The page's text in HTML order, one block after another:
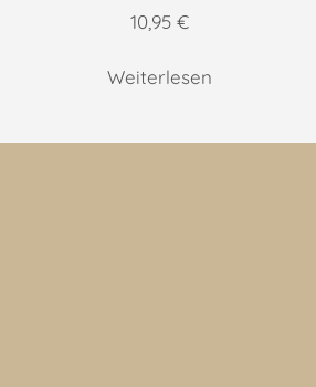
10,95€
Weiterlesen